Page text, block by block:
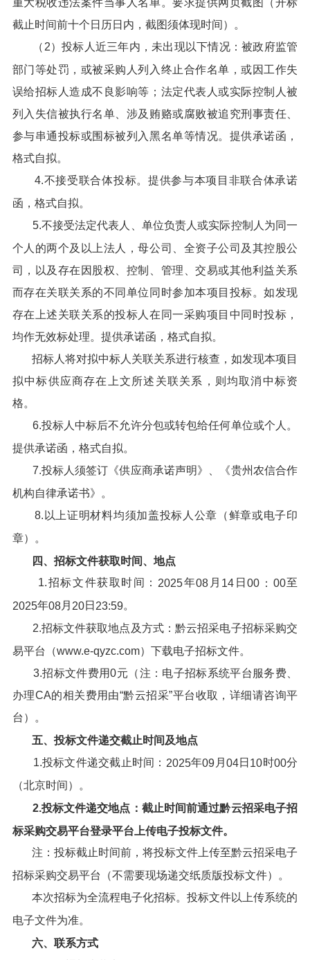
重大税收违法案件当事人名单。要求提供网页截图（开标
截止时间前十个日历日内，截图须体现时间）。
（2）投标人近三年内，未出现以下情况：被政府监管
部门等处罚，或被采购人列入终止合作名单，或因工作失
误给招标人造成不良影响等；法定代表人或实际控制人被
列入失信被执行名单、涉及贿赂或腐败被追究刑事责任、
参与串通投标或围标被列入黑名单等情况。提供承诺函，
格式自拟。
4.不接受联合体投标。提供参与本项目非联合体承诺
函，格式自拟。
5.不接受法定代表人、单位负责人或实际控制人为同一
个人的两个及以上法人，母公司、全资子公司及其控股公
司，以及存在因股权、控制、管理、交易或其他利益关系
而存在关联关系的不同单位同时参加本项目投标。如发现
存在上述关联关系的投标人在同一采购项目中同时投标，
均作无效标处理。提供承诺函，格式自拟。
招标人将对拟中标人关联关系进行核查，如发现本项目
拟中标供应商存在上文所述关联关系，则均取消中标资
格。
6.投标人中标后不允许分包或转包给任何单位或个人。
提供承诺函，格式自拟。
7.投标人须签订《供应商承诺声明》、《贵州农信合作
机构自律承诺书》。
8.以上证明材料均须加盖投标人公章（鲜章或电子印
章）。
四、招标文件获取时间、地点
1.招标文件获取时间： 2025年08 月 14 日00：00至
2025年08月 20日 23:59。
2.招标文件获取地点及方式：黔云招采电子招标采购交
易平台（www.e-qyzc.com）下载电子招标文件。
3.招标文件费用0元（注：电子招标系统平台服务费、
办理CA的相关费用由“黔云招采”平台收取，详细请咨询平
台）。
五、投标文件递交截止时间及地点
1.投标文件递交截止时间： 2025年09 月 04日 10时00分
（北京时间）。
2.投标文件递交地点：截止时间前通过黔云招采电子招
标采购交易平台登录平台上传电子投标文件。
注：投标截止时间前，将投标文件上传至黔云招采电子
招标采购交易平台（不需要现场递交纸质版投标文件）。
本次招标为全流程电子化招标。投标文件以上传系统的
电子文件为准。
六、 联系方式